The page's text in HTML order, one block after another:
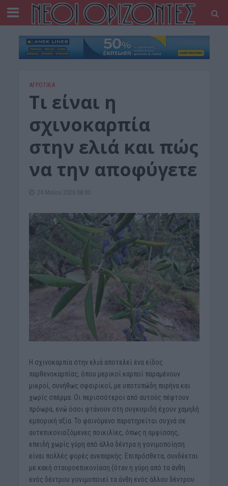
ΑΓΡΟΤΙΚΑ
Τι είναι η
σχινοκαρπία
στην ελιά και πώς
να την αποφύγετε
24 Μαΐου 2026 08:00
Η σχινοκαρπία στην ελιά αποτελεί ένα είδος
παρθενοκαρπίας, όπου μερικοί καρποί παραμένουν
μικροί, συνήθως σφαιρικοί, με υποτυπώδη πυρήνα και
χωρίς σπέρμα. Οι περισσότεροι από αυτούς πέφτουν
πρόωρα, ενώ όσοι φτάνουν στη συγκομιδή έχουν χαμηλή
εμπορική αξία. Το φαινόμενο παρατηρείται συχνά σε
αυτεπικονιαζόμενες ποικιλίες, όπως η αμφίσσης,
επειδή χωρίς γύρη από άλλα δέντρα η γονιμοποίηση
είναι πολλές φορές ανεπαρκής. Επιπρόσθετα, συνδέεται
με κακή σταυροεπικονίαση (όταν η γύρη από τα άνθη
ενός δέντρου γονιμοποιεί τα άνθη ενός άλλου δέντρου